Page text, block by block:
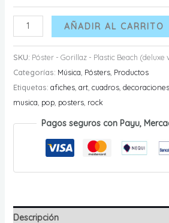
Póster
-
Gorillaz
-
Plastic
Beach
version)
cantidad
AÑADIR AL CARRITO
SKU: Póster - Gorillaz - Plastic Beach (deluxe
Categorías: Música Pósters, Productos
Etiquetas: afiches, art, cuadros, decoraciones
musica pop, posters, rock
Pagos seguros con Payu,
Descripción